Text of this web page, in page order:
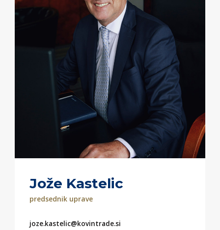
Jože Kastelic
predsednik uprave
joze.kastelic@kovintrade.si